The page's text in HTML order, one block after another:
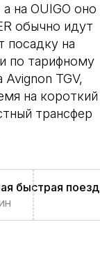
на OUIGO оно
обычно идут
посадку на
по тарифному
TGV,
на короткий
трансфер
быстрая